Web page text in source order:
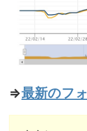
⇒最新のフ